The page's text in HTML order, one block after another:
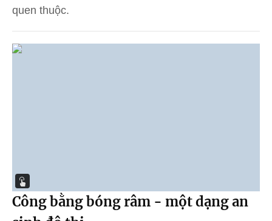
quen thuộc.
Công bằng bóng râm - một dạng an